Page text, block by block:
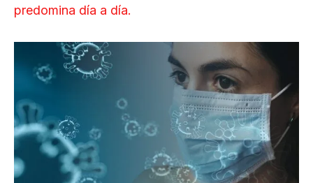
predomina día a día.